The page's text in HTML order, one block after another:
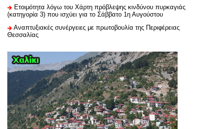
Ετοιμότητα λόγω του Χάρτη πρόβλεψης κινδύνου πυρκαγιάς
(κατηγορία 3) που ισχύει για το Σάββατο 1η Αυγούστου
Αναπτυξιακές συνέργειες με πρωτοβουλία της Περιφέρειας
Θεσσαλίας